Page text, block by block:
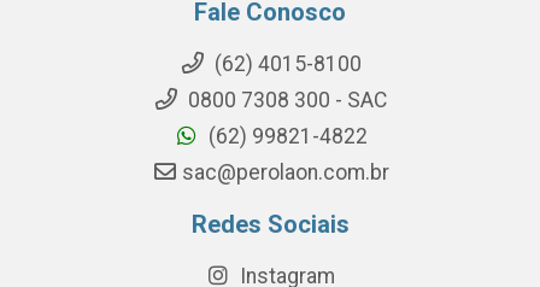
Fale Conosco
(62) 4015-8100
0800 7308 300 - SAC
(62) 99821-4822
sac@perolaon.com.br
Redes Sociais
Instagram